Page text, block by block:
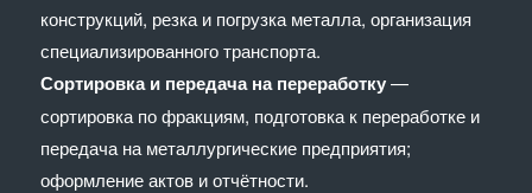
конструкций, резка и погрузка металла, организация
специализированного транспорта.
Сортировка и передача на переработку—
сортировка по фракциям, подготовка к переработке и
передача на металлургические предприятия;
оформление актов и отчётности.